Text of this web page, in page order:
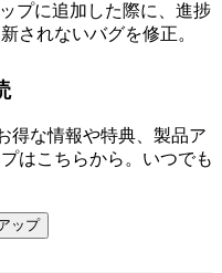
プに追加した際に、進捗
されないバグを修正。
得な情報や特典、製品ア
はこちらから。いつでも